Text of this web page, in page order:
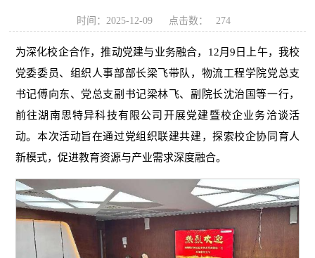
时间：2025-12-09 点击数： 274
为深化校企合作，推动党建与业务融合，12月9日上午，我校
党委委员、组织人事部部长梁飞带队，物流工程学院党总支
书记傅向东、党总支副书记梁林飞、副院长沈治国等一行，
前往湖南思特异科技有限公司开展党建暨校企业务洽谈活
动。本次活动旨在通过党组织联建共建，探索校企协同育人
新模式，促进教育资源与产业需求深度融合。